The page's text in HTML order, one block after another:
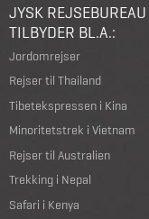
JYSK REJSEBUREAU
TILBYDER BL.A.:
Jordomrejser
Rejser til Thailand
Tibetekspressen i Kina
Minoritetstrek i Vietnam
Rejser til Australien
Trekking i Nepal
Safari i Kenya